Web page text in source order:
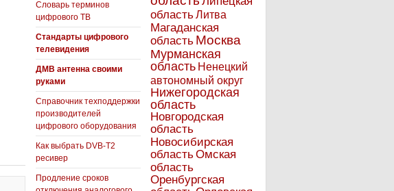
Словарь терминов
цифрового ТВ
Стандарты цифрового
телевидения
ДМВ антенна своими
руками
Справочник техподдержки
производителей
цифрового оборудования
Как выбрать DVB-T2
ресивер
Продление сроков
областьЛитва
Магаданская
область Москва
Мурманская
область Ненецкий
автономный округ
Нижегородская
область
Новгородская
область
Новосибирская
областьОмская
область
Оренбургская